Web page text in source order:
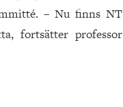
– Nu finns NT
fortsätter professor